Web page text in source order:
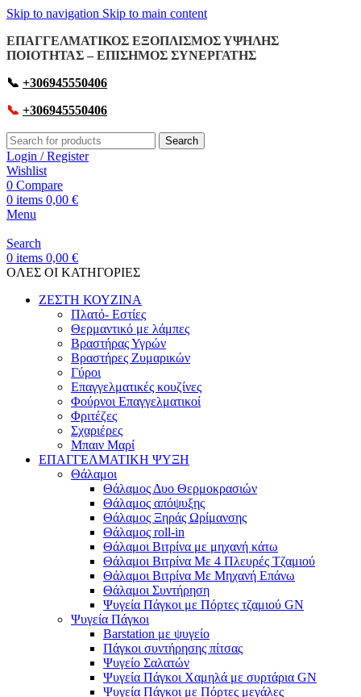
Skip to navigation Skip to main content
ΕΠΑΓΓΕΛΜΑΤΙΚΟΣ ΕΞΟΠΛΙΣΜΟΣ ΥΨΗΛΗΣ
ΠΟΙΟΤΗΤΑΣ – ΕΠΙΣΗΜΟΣ ΣΥΝΕΡΓΑΤΗΣ
📞 +306945550406
📞 +306945550406
Search
Login / Register
Wishlist
0 Compare
0 items 0,00 €
Menu
Search
0 items 0,00 €
OΛΕΣ ΟΙ ΚΑΤΗΓΟΡΙΕΣ
ΖΕΣΤΗ ΚΟΥΖΙΝΑ
Πλατό- Εστίες
Θερμαντικό με λάμπες
Βραστήρας Υγρών
Βραστήρες Ζυμαρικών
Γύροι
Επαγγελματικές κουζίνες
Φούρνοι Επαγγελματικοί
Φριτέζες
Σχαριέρες
Μπαιν Μαρί
ΕΠΑΓΓΕΛΜΑΤΙΚΗ ΨΥΞΗ
Θάλαμοι
Θάλαμος Δυο Θερμοκρασιών
Θάλαμος απόψυξης
Θάλαμος Ξηράς Ωρίμανσης
Θάλαμος roll-in
Θάλαμοι Βιτρίνα με μηχανή κάτω
Θάλαμοι Βιτρίνα Με 4 Πλευρές Τζαμιού
Θάλαμοι Βιτρίνα Με Μηχανή Επάνω
Θάλαμοι Συντήρηση
Ψυγεία Πάγκοι με Πόρτες τζαμιού GN
Ψυγεία Πάγκοι
Barstation με ψυγείο
Πάγκοι συντήρησης πίτσας
Ψυγείο Σαλατών
Ψυγεία Πάγκοι Χαμηλά με συρτάρια GN
Ψυγεία Πάγκοι με Πόρτες μεγάλες